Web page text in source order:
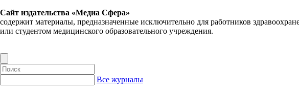
Сайт издательства «Медиа Сфера»
содержит материалы, предназначенные исключительно для работников
или студентом медицинского образовательного учреждения.
Все журналы